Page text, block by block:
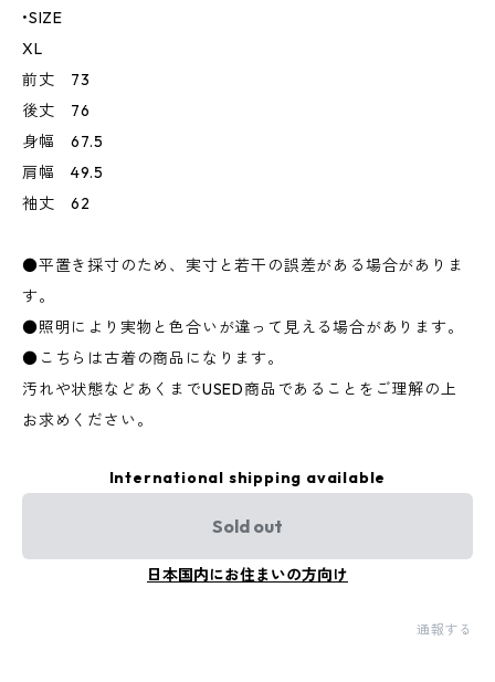
•SIZE
XL
前丈 73
後丈 76
身幅 67.5
肩幅 49.5
袖丈 62
●平置き採寸のため、実寸と若干の誤差がある場合がありま
す。
●照明により実物と色合いが違って見える場合があります。
●こちらは古着の商品になります。
汚れや状態などあくまでUSED商品であることをご理解の上
お求めください。
International shipping available
Sold out
日本国内にお住まいの方向け
通報する